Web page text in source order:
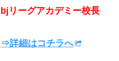
リーグアカデミー校長
⇒詳細はコチラへ